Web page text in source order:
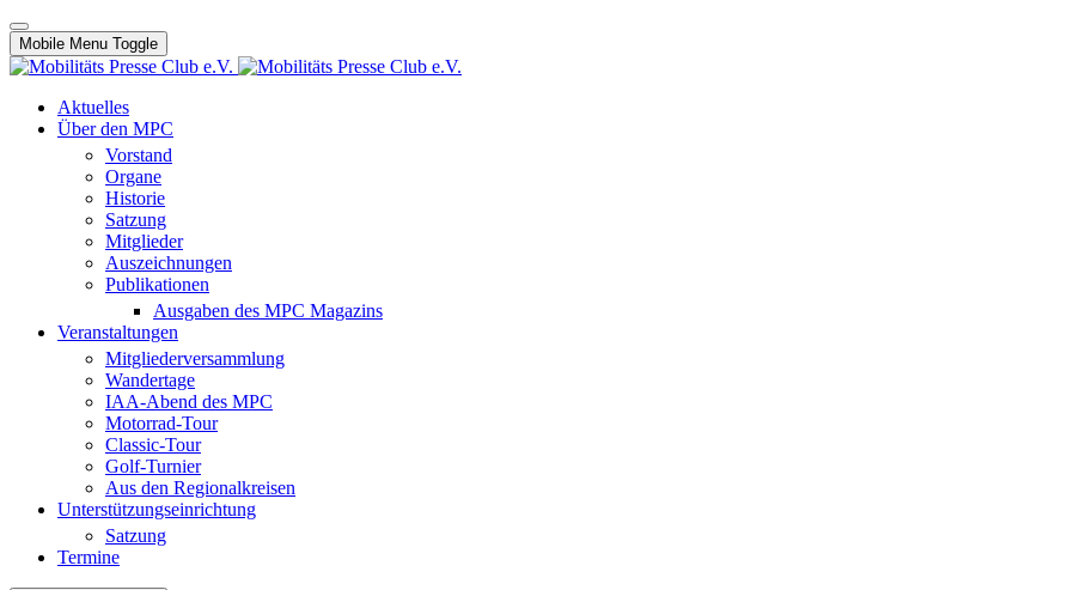
Mobile Menu Toggle
Aktuelles
Über den MPC
Vorstand
Organe
Historie
Satzung
Mitglieder
Auszeichnungen
Publikationen
Ausgaben des MPC Magazins
Veranstaltungen
Mitgliederversammlung
Wandertage
IAA-Abend des MPC
Motorrad-Tour
Classic-Tour
Golf-Turnier
Aus den Regionalkreisen
Unterstützungseinrichtung
Satzung
Termine